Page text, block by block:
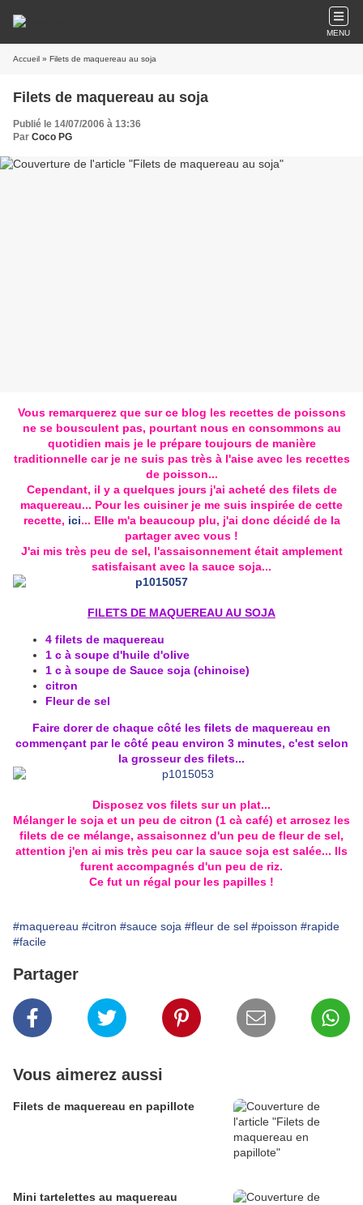
MENU
Accueil » Filets de maquereau au soja
Filets de maquereau au soja
Publié le 14/07/2006 à 13:36
Par Coco PG
Vous remarquerez que sur ce blog les recettes de poissons
ne se bousculent pas, pourtant nous en consommons au
quotidien mais je le prépare toujours de manière
traditionnelle car je ne suis pas très à l'aise avec les recettes
de poisson...
Cependant, il y a quelques jours j'ai acheté des filets de
maquereau... Pour les cuisiner je me suis inspirée de cette
recette, ici... Elle m'a beaucoup plu, j'ai donc décidé de la
partager avec vous !
J'ai mis très peu de sel, l'assaisonnement était amplement
satisfaisant avec la sauce soja...
FILETS DE MAQUEREAU AU SOJA
4 filets de maquereau
1 c à soupe d'huile d'olive
1 c à soupe de Sauce soja (chinoise)
citron
Fleur de sel
Faire dorer de chaque côté les filets de maquereau en
commençant par le côté peau environ 3 minutes, c'est selon
la grosseur des filets...
Disposez vos filets sur un plat...
Mélanger le soja et un peu de citron (1 cà café) et arrosez les
filets de ce mélange, assaisonnez d'un peu de fleur de sel,
attention j'en ai mis très peu car la sauce soja est salée... Ils
furent accompagnés d'un peu de riz.
Ce fut un régal pour les papilles !
#maquereau #citron #sauce soja #fleur de sel #poisson #rapide
#facile
Partager
Vous aimerez aussi
Filets de maquereau en papillote
Mini tartelettes au maquereau